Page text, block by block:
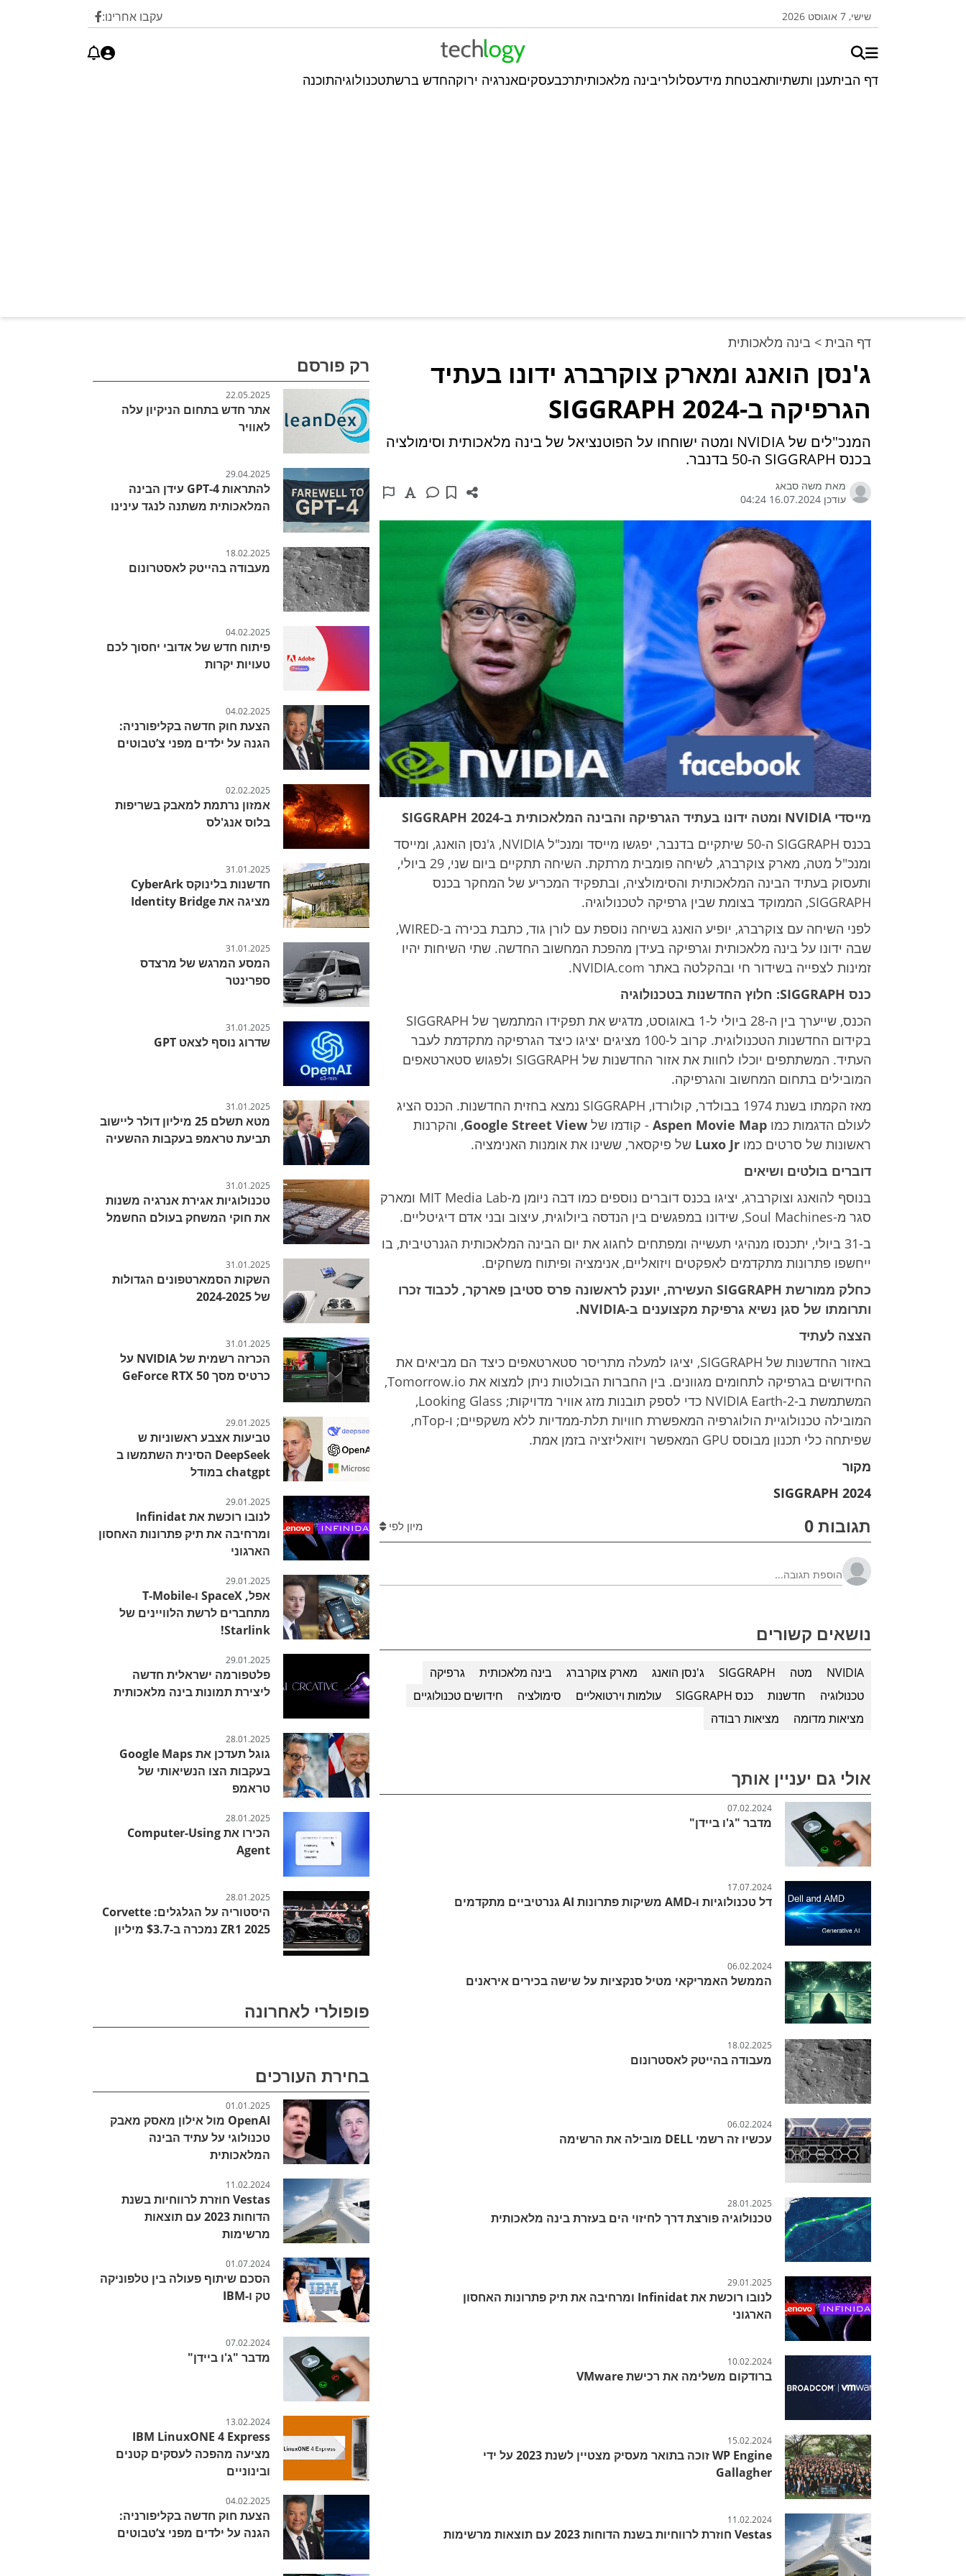
שישי, 7 אוגוסט 2026 עקבו אחרינו:
דף הביתענן ותשתיותאבטחת מידעסלולריבינה מלאכותיתרכבעסקיםאנרגיה ירוקהחדש ברשתטכנולוגיהתוכנה
דף הבית > בינה מלאכותית
ג'נסן הואנג ומארק צוקרברג ידונו בעתיד
הגרפיקה ב-SIGGRAPH 2024
המנכ"לים של NVIDIA ומטה ישוחחו על הפוטנציאל של בינה מלאכותית וסימולציה
בכנס SIGGRAPH ה-50 בדנבר.
מאת משה סבאג
עודכן 16.07.2024 04:24
ג'נסן
הואנג
צוקרברג
מייסדי NVIDIA ומטה ידונו בעתיד הגרפיקה והבינה המלאכותית ב-SIGGRAPH 2024
בכנס SIGGRAPH ה-50 שיתקיים בדנבר, יפגשו מייסד ומנכ"ל NVIDIA, ג'נסן הואנג, ומייסד
ומנכ"ל מטה, מארק צוקרברג, לשיחה פומבית מרתקת. השיחה תתקיים ביום שני, 29 ביולי,
ותעסוק בעתיד הבינה המלאכותית והסימולציה, ובתפקיד המכריע של המחקר בכנס
SIGGRAPH, הממוקד בצומת שבין גרפיקה לטכנולוגיה.
לפני השיחה עם צוקרברג, יופיע הואנג בשיחה נוספת עם לורן גוד, כתבת בכירה ב-WIRED,
שבה ידונו על בינה מלאכותית וגרפיקה בעידן מהפכת המחשוב החדשה. שתי השיחות יהיו
זמינות לצפייה בשידור חי ובהקלטה באתר NVIDIA.com.
כנס SIGGRAPH: חלוץ החדשנות בטכנולוגיה
הכנס, שייערך בין ה-28 ביולי ל-1 באוגוסט, מדגיש את תפקידו המתמשך של SIGGRAPH
בקידום החדשנות הטכנולוגית. קרוב ל-100 מציגים יציגו כיצד הגרפיקה מתקדמת לעבר
העתיד. המשתתפים יוכלו לחוות את אזור החדשנות של SIGGRAPH ולפגוש סטארטאפים
המובילים בתחום המחשוב והגרפיקה.
מאז הקמתו בשנת 1974 בבולדר, קולורדו, SIGGRAPH נמצא בחזית החדשנות. הכנס הציג
לעולם הדגמות כמו Aspen Movie Map - קודמו של Google Street View, והקרנות
ראשונות של סרטים כמו Luxo Jr של פיקסאר, ששינו את אומנות האנימציה.
דוברים בולטים ושיאים
בנוסף להואנג וצוקרברג, יציגו בכנס דוברים נוספים כמו דבה ניומן מ-MIT Media Lab ומארק
סגר מ-Soul Machines, שידונו במפגשים בין הנדסה ביולוגית, עיצוב ובני אדם דיגיטליים.
ב-31 ביולי, יתכנסו מנהיגי תעשייה ומפתחים לחגוג את יום הבינה המלאכותית הגנרטיבית, בו
ייחשפו פתרונות מתקדמים לאפקטים ויזואליים, אנימציה ופיתוח משחקים.
כחלק ממורשת SIGGRAPH העשירה, יוענק לראשונה פרס סטיבן פארקר, לכבוד זכרו
ותרומתו של סגן נשיא גרפיקת מקצוענים ב-NVIDIA.
הצצה לעתיד
באזור החדשנות של SIGGRAPH, יציגו למעלה מתריסר סטארטאפים כיצד הם מביאים את
החידושים בגרפיקה לתחומים מגוונים. בין החברות הבולטות ניתן למצוא את Tomorrow.io,
המשתמשת ב-NVIDIA Earth-2 כדי לספק תובנות מזג אוויר מדויקות; Looking Glass,
המובילה טכנולוגיית הולוגרפיה המאפשרת חוויות תלת-ממדיות ללא משקפיים; ו-nTop,
שפיתחה כלי תכנון מבוסס GPU המאפשר ויזואליזציה בזמן אמת.
מקור
SIGGRAPH 2024
תגובות 0 מיון לפי
נושאים קשורים
NVIDIA מטה SIGGRAPH ג'נסן הואנג מארק צוקרברג בינה מלאכותית
גרפיקה
טכנולוגיה
חדשנות כנס SIGGRAPH עולמות וירטואליים סימולציה
חידושים טכנולוגיים
מציאות מדומה
מציאות רבודה
אולי גם יעניין אותך
07.02.2024
מדבר "ג'ו ביידן"
17.07.2024
דל טכנולוגיות ו-AMD משיקות פתרונות AI גנרטיביים מתקדמים
06.02.2024
הממשל האמריקאי מטיל סנקציות על שישה בכירים איראנים
18.02.2025
מעבודה בהייטק לאסטרונום
06.02.2024
עכשיו זה רשמי DELL מובילה את הרשימה
28.01.2025
טכנולוגיה פורצת דרך לחיזוי הים בעזרת בינה מלאכותית
29.01.2025
לנובו רוכשת את Infinidat ומרחיבה את תיק פתרונות האחסון
הארגוני
10.02.2024
ברודקום משלימה את רכישת VMware
15.02.2024
WP Engine זוכה בתואר מעסיק מצטיין לשנת 2023 על ידי
Gallagher
11.02.2024
Vestas חוזרת לרווחיות בשנת הדוחות 2023 עם תוצאות מרשימות
רק פורסם
22.05.2025
אתר חדש בתחום הניקיון עלה
לאוויר
29.04.2025
להתראות GPT-4 עידן הבינה
המלאכותית משתנה לנגד עינינו
18.02.2025
מעבודה בהייטק לאסטרונום
04.02.2025
פיתוח חדש של אדובי יחסוך לכם
טעויות יקרות
04.02.2025
הצעת חוק חדשה בקליפורניה:
הגנה על ילדים מפני צ’טבוטים
02.02.2025
אמזון נרתמת למאבק בשריפות
בלוס אנג'לס
31.01.2025
חדשנות בלינוקס CyberArk
מציגה את Identity Bridge
31.01.2025
המסע המרגש של מרצדס
ספרינטר
31.01.2025
שדרוג נוסף לצאט GPT
31.01.2025
מטא תשלם 25 מיליון דולר ליישוב
תביעת טראמפ בעקבות ההשעיה
31.01.2025
טכנולוגיות אגירת אנרגיה משנות
את חוקי המשחק בעולם החשמל
31.01.2025
השקות הסמארטפונים הגדולות
של 2024-2025
31.01.2025
הכרזה רשמית של NVIDIA על
כרטיס מסך GeForce RTX 50
29.01.2025
טביעות אצבע ראשוניות ש
DeepSeek הסינית השתמשו ב
chatgpt במודל
29.01.2025
לנובו רוכשת את Infinidat
ומרחיבה את תיק פתרונות האחסון
הארגוני
29.01.2025
אפל, SpaceX ו-T-Mobile
מתחברים לרשת הלוויינים של
Starlink!
29.01.2025
פלטפורמה ישראלית חדשה
ליצירת תמונות בינה מלאכותית
28.01.2025
גוגל תעדכן את Google Maps
בעקבות הצו הנשיאותי של
טראמפ
28.01.2025
הכירו את Computer-Using
Agent
28.01.2025
היסטוריה על הגלגלים: Corvette
ZR1 2025 נמכרה ב-$3.7 מיליון
פופולרי לאחרונה
בחירת העורכים
01.01.2025
OpenAI מול אילון מאסק מאבק
טכנולוגי על עתיד הבינה
המלאכותית
11.02.2024
Vestas חוזרת לרווחיות בשנת
הדוחות 2023 עם תוצאות
מרשימות
01.07.2024
הסכם שיתוף פעולה בין טלפוניקה
טק ו-IBM
07.02.2024
מדבר "ג'ו ביידן"
13.02.2024
IBM LinuxONE 4 Express
מציעה מהפכה לעסקים קטנים
ובינוניים
04.02.2025
הצעת חוק חדשה בקליפורניה:
הגנה על ילדים מפני צ’טבוטים